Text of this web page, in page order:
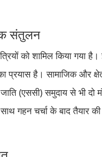
संतुलन
को शामिल किया गया
प्रयास है। सामाजिक और
(एससी) समुदाय से भी दो
गहन चर्चा के बाद तैयार